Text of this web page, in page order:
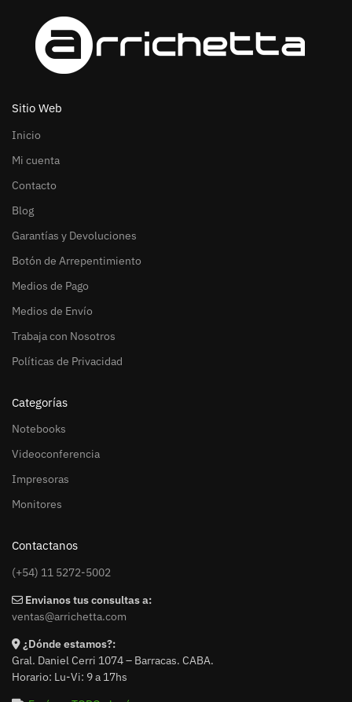
Sitio Web
Inicio
Mi cuenta
Contacto
Blog
Garantías y Devoluciones
Botón de Arrepentimiento
Medios de Pago
Medios de Envío
Trabaja con Nosotros
Políticas de Privacidad
Categorías
Notebooks
Videoconferencia
Impresoras
Monitores
Contactanos
(+54) 11 5272-5002
Envianos tus consultas a:
ventas@arrichetta.com
¿Dónde estamos?:
Gral. Daniel Cerri 1074 – Barracas. CABA.
Horario: Lu-Vi: 9 a 17hs